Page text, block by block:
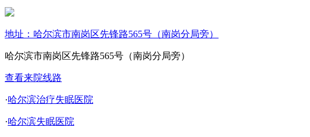
地址：哈尔滨市南岗区先锋路565号（南岗分局旁）
哈尔滨市南岗区先锋路565号（南岗分局旁）
查看来院线路
·哈尔滨治疗失眠医院
·哈尔滨失眠医院